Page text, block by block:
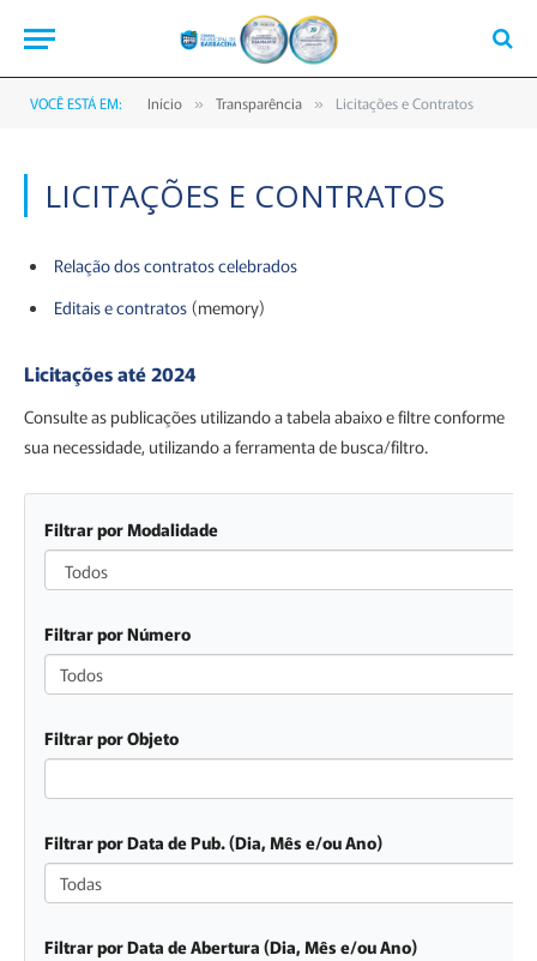
VOCÊ ESTÁ EM: Início » Transparência » Licitações e Contratos
LICITAÇÕES E CONTRATOS
Relação dos contratos celebrados
Editais e contratos (memory)
Licitações até 2024
Consulte as publicações utilizando a tabela abaixo e filtre conforme
sua necessidade, utilizando a ferramenta de busca/filtro.
Filtrar por Modalidade
Todos
Filtrar por Número
Todos
Filtrar por Objeto
Filtrar por Data de Pub. (Dia, Mês e/ou Ano)
Todas
Filtrar por Data de Abertura (Dia, Mês e/ou Ano)